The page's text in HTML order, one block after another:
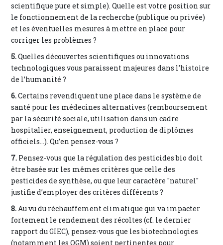
scientifique pure et simple). Quelle est votre position sur
le fonctionnement de la recherche (publique ou privée)
et les éventuelles mesures à mettre en place pour
corriger les problèmes ?
5.Quelles découvertes scientifiques ou innovations
technologiques vous paraissent majeures dans l’histoire
de l’humanité ?
6.Certains revendiquent une place dans le système de
santé pour les médecines alternatives (remboursement
par la sécurité sociale, utilisation dans un cadre
hospitalier, enseignement, production de diplômes
officiels…). Qu’en pensez-vous ?
7. Pensez-vous que la régulation des pesticides bio doit
être basée sur les mêmes critères que celle des
pesticides de synthèse, ou que leur caractère "naturel"
justifie d’employer des critères différents ?
8. Au vu du réchauffement climatique qui va impacter
fortement le rendement des récoltes (cf. le dernier
rapport du GIEC), pensez-vous que les biotechnologies
(notamment les OGM) soient pertinentes pour